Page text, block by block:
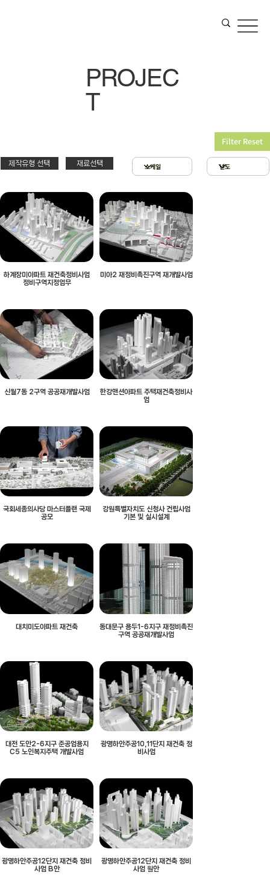
제작유형 선택 재료선택
Filter Reset
하계장미아파트 재건축정비사업
정비구역지정업무
미아2 재정비촉진구역 재개발사업
신월7동 2구역 공공재개발사업
한강맨션아파트 주택재건축정비사
업
국회세종의사당 마스터플랜 국제
공모
강원특별자치도 신청사 건립사업
기본 및 실시설계
대치미도아파트 재건축
동대문구 용두1-6지구 재정비촉진
구역 공공재개발사업
대전 도안2-6지구 준공업용지
C5 노인복지주택 개발사업
광명하안주공10,11단지 재건축 정
비사업
광명하안주공12단지 재건축 정비
사업 B안
광명하안주공12단지 재건축 정비
사업 원안
스치로폴 & 우드락
아크릴 & 3D 프린팅
확대모형
제작유형선택
PT
제출
현상
PROJEC
T